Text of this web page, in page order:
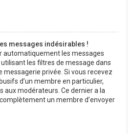
messages indésirables !
automatiquement les messages
les filtres de message dans
messagerie privée. Si vous recevez
d’un membre en particulier,
aux modérateurs. Ce dernier a la
un membre d’envoyer